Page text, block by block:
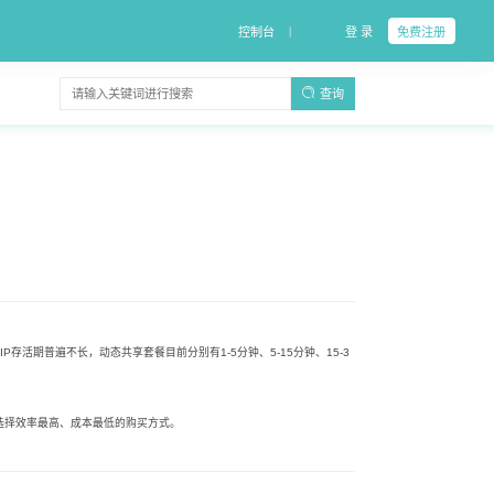
控制台 | 登 录 免费注册
查询
存活期普遍不长，动态共享套餐目前分别有1-5分钟、5-15分钟、15-3
效率最高、成本最低的购买方式。